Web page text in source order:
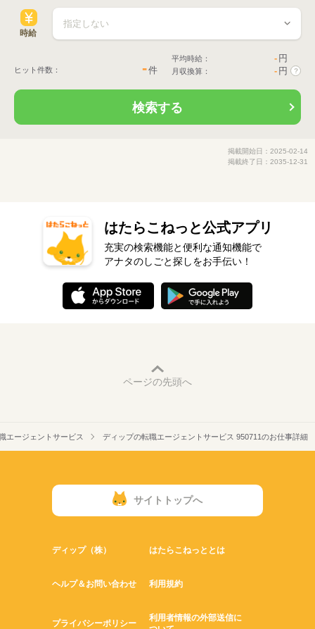
時給
ヒット件数： -件
平均時給： - 円
月収換算： - 円 ?
検索する
掲載開始日：2025-02-14
掲載終了日：2035-12-31
はたらこねっと公式アプリ
充実の検索機能と便利な通知機能で
アナタのしごと探しをお手伝い！
ページの先頭へ
エージェントサービス ディップの転職エージェントサービス 950711のお仕事詳細
サイトトップへ
ディップ（株） はたらこねっととは
ヘルプ＆お問い合わせ 利用規約
プライバシーポリシー
利用者情報の外部送信に